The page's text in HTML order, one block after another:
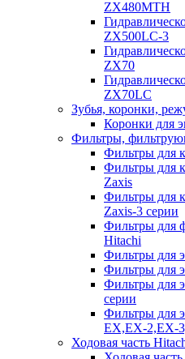
ZX480MTH
ZX500LC-3
ZX70
ZX70LC
Зубья, коронки,
Коронки для
Фильтры,
Фильтры для
Фильтры для
Zaxis
Фильтры для
Zaxis-3 серии
Фильтры для
Hitachi
Фильтры для
Фильтры для
Фильтры для
серии
Фильтры для
EX,EX-2,EX-
Ходовая часть